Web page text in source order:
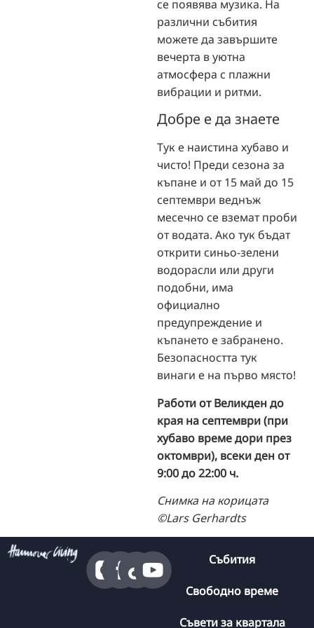
се появява музика. На
различни събития
можете да завършите
вечерта в уютна
атмосфера с плажни
вибрации и ритми.
Добре е да знаете
Тук е наистина хубаво и
чисто! Преди сезона за
къпане и от 15 май до 15
септември веднъж
месечно се вземат проби
от водата. Ако тук бъдат
открити синьо-зелени
водорасли или други
подобни, има
официално
предупреждение и
къпането е забранено.
Безопасността тук
винаги е на първо място!
Работи от Великден до
края на септември (при
хубаво време дори през
октомври), всеки ден от
9:00 до 22:00 ч.
Снимка на корицата
©Lars Gerhardts
Събития
Свободно време
Съвети за квартала